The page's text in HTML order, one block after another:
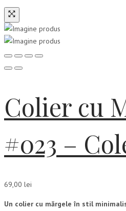
Colier cu
#023 –
69,00 lei
Un colier cu mărgele în stil